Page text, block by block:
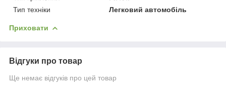
Тип техніки
Легковий автомобіль
Приховати
Відгуки про товар
Ще немає відгуків про цей товар